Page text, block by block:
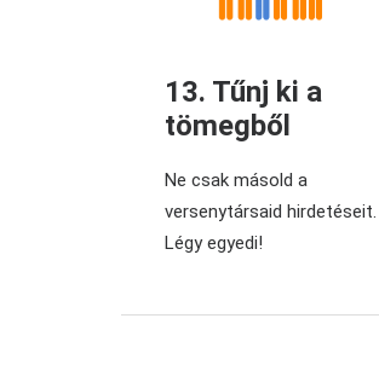
13. Tűnj ki a
tömegből
Ne csak másold a
versenytársaid hirdetéseit.
Légy egyedi!